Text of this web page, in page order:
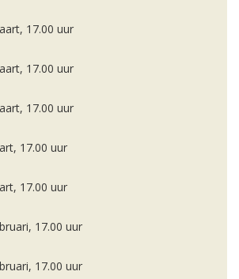
17.00 uur
17.00 uur
17.00 uur
17.00 uur
17.00 uur
17.00 uur
17.00 uur